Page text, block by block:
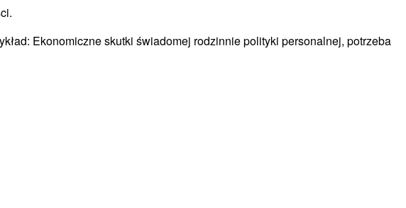
Ekonomiczne skutki świadomej rodzinnie polityki personalnej, potrzeba